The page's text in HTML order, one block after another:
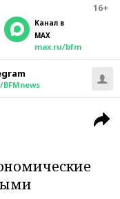
16+
Канал в
MAX
max.ru/bfm